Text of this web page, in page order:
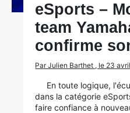
eSports –
team
confirme
Par Julien Barthet , le 23
En toute logique,
dans la catégorie
faire confiance à